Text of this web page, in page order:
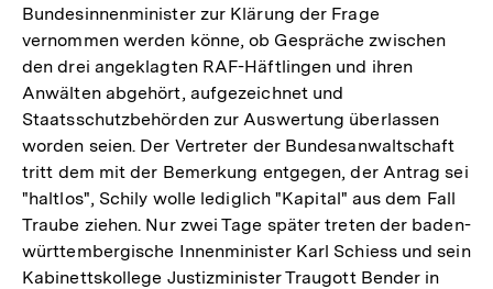
Bundesinnenminister zur Klärung der Frage
vernommen werden könne, ob Gespräche zwischen
den drei angeklagten RAF-Häftlingen und ihren
Anwälten abgehört, aufgezeichnet und
Staatsschutzbehörden zur Auswertung überlassen
worden seien. Der Vertreter der Bundesanwaltschaft
tritt dem mit der Bemerkung entgegen, der Antrag sei
"haltlos", Schily wolle lediglich "Kapital" aus dem Fall
Traube ziehen. Nur zwei Tage später treten der baden-
württembergische Innenminister Karl Schiess und sein
Kabinettskollege Justizminister Traugott Bender in